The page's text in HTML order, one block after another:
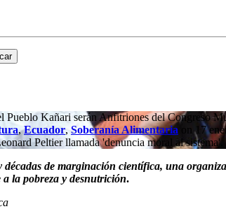
Pueblo Kañari serán Anfitriones del Congreso
,Ecuador, Soberanía Alimentaria on 17
Peltier llamada 'denuncia moral al sistema'.
décadas de marginación científica, una
la pobreza y desnutrición.